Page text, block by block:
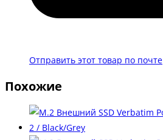
Отправить этот товар по почте
Похожие